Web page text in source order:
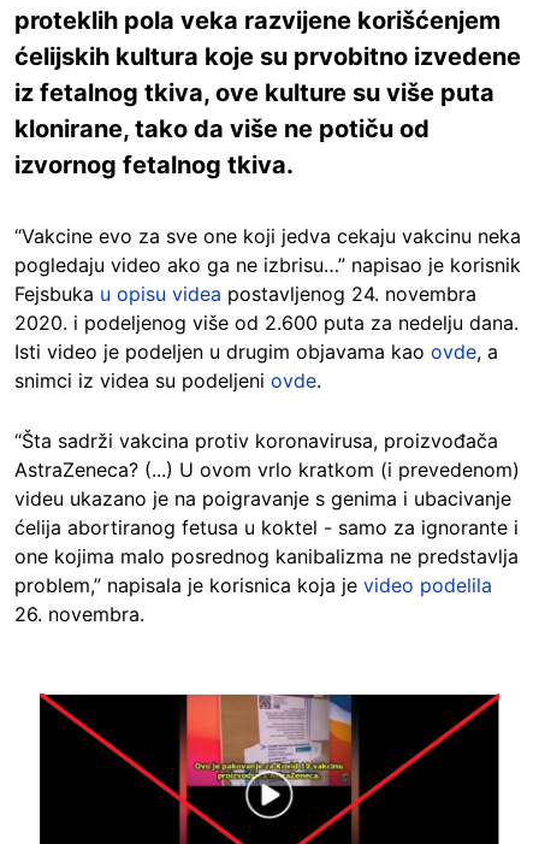
proteklih pola veka razvijene korišćenjem
ćelijskih kultura koje su prvobitno izvedene
iz fetalnog tkiva, ove kulture su više puta
klonirane, tako da više ne potiču od
izvornog fetalnog tkiva.
“Vakcine evo za sve one koji jedva cekaju vakcinu neka
pogledaju video ako ga ne izbrisu…” napisao je korisnik
Fejsbuka u opisu videa postavljenog 24. novembra
2020. i podeljenog više od 2.600 puta za nedelju dana.
Isti video je podeljen u drugim objavama kao ovde, a
snimci iz videa su podeljeni ovde.
“Šta sadrži vakcina protiv koronavirusa, proizvođača
AstraZeneca? (...) U ovom vrlo kratkom (i prevedenom)
videu ukazano je na poigravanje s genima i ubacivanje
ćelija abortiranog fetusa u koktel - samo za ignorante i
one kojima malo posrednog kanibalizma ne predstavlja
problem,” napisala je korisnica koja je video podelila
26. novembra.
Image